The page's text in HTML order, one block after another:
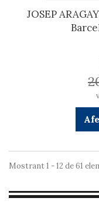
JOSEP
Mostrant 1 - 12 de 61